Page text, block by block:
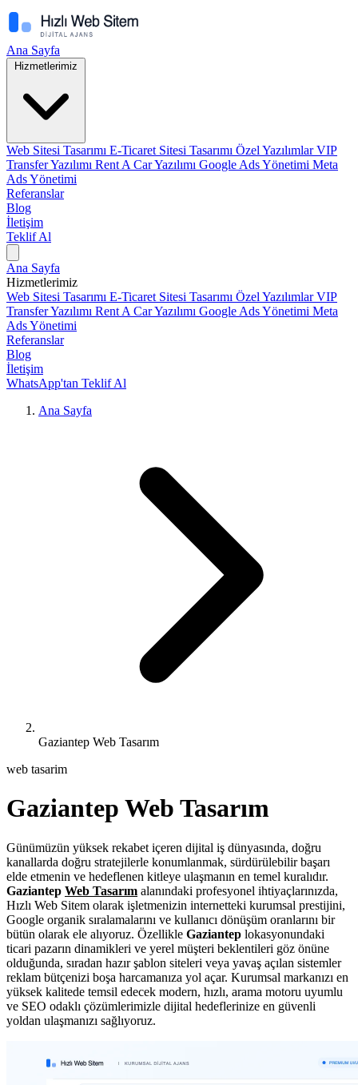
Ana Sayfa
Hizmetlerimiz
Web Sitesi Tasarımı E-Ticaret Sitesi Tasarımı Özel YazılımlarVIP
Transfer Yazılımı Rent A Car Yazılımı Google Ads Yönetimi Meta
Ads Yönetimi
Referanslar
Blog
İletişim
Teklif Al
Ana Sayfa
Hizmetlerimiz
Web Sitesi Tasarımı E-Ticaret Sitesi Tasarımı Özel YazılımlarVIP
Transfer Yazılımı Rent A Car Yazılımı Google Ads Yönetimi Meta
Ads Yönetimi
Referanslar
Blog
İletişim
WhatsApp'tan Teklif Al
Ana Sayfa
Gaziantep Web Tasarım
web tasarim
Gaziantep Web Tasarım
Günümüzün yüksek rekabet içeren dijital iş dünyasında, doğru
kanallarda doğru stratejilerle konumlanmak, sürdürülebilir başarı
elde etmenin ve hedeflenen kitleye ulaşmanın en temel kuralıdır.
Gaziantep Web Tasarım alanındaki profesyonel ihtiyaçlarınızda,
Hızlı Web Sitem olarak işletmenizin internetteki kurumsal prestijini,
Google organik sıralamalarını ve kullanıcı dönüşüm oranlarını bir
bütün olarak ele alıyoruz. Özellikle Gaziantep lokasyonundaki
ticari pazarın dinamikleri ve yerel müşteri beklentileri göz önüne
olduğunda, sıradan hazır şablon siteleri veya yavaş açılan sistemler
reklam bütçenizi boşa harcamanıza yol açar. Kurumsal markanızı en
yüksek kalitede temsil edecek modern, hızlı, arama motoru uyumlu
ve SEO odaklı çözümlerimizle dijital hedeflerinize en güvenli
yoldan ulaşmanızı sağlıyoruz.